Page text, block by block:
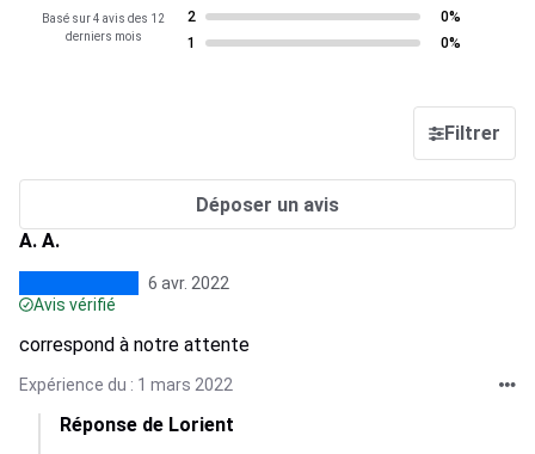
Basé sur 4 avis des 12
derniers mois
2
0%
1
0%
Filtrer
Déposer un avis
A. A.
6 avr. 2022
Avis vérifié
correspond à notre attente
Expérience du : 1 mars 2022
Réponse de Lorient